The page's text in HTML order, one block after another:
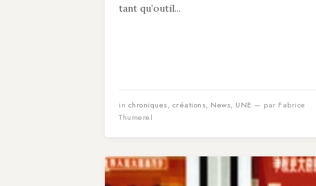
tant qu’outil...
in chroniques, créations, News, UNE — par Fabrice
Thumerel